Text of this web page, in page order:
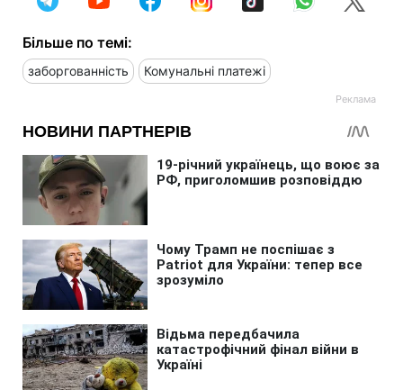
Більше по темі:
заборгованність Комунальні платежі